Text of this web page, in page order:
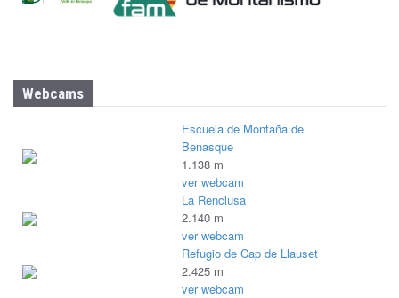
Webcams
Escuela de Montaña de
Benasque
1.138 m
ver webcam
La Renclusa
2.140 m
ver webcam
Refugio de Cap de Llauset
2.425 m
ver webcam